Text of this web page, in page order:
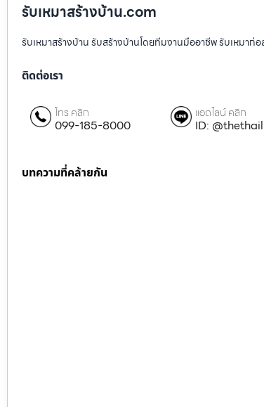
รับเหมาสร้างบ้าน.com
รับเหมาสร้างบ้าน รับสร้างบ้านโดยทีมงานมืออาชีพ รับเหมา
ติดต่อเรา
โทร คลิก
099-185-8000
แอดไลน์ คลิก
ID:
บทความที่คล้ายกัน